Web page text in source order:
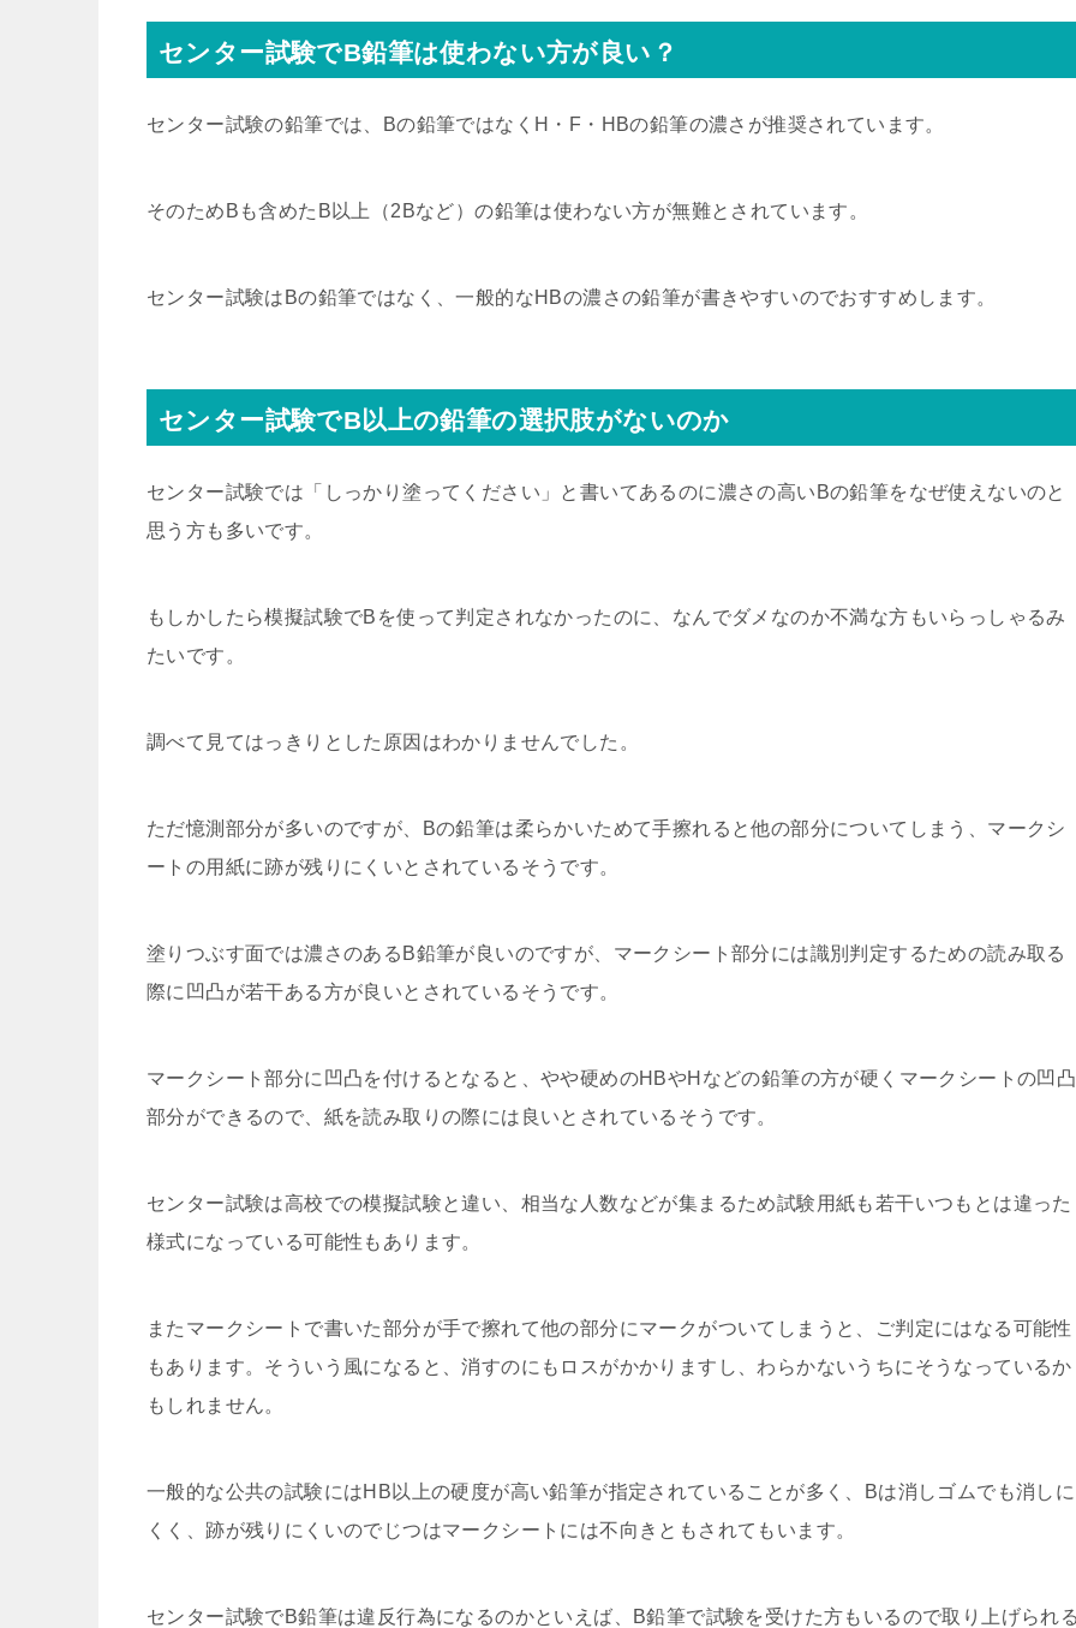
センター試験でB鉛筆は使わない方が良い？
センター試験の鉛筆では、Bの鉛筆ではなくH・F・HBの鉛筆の濃さが推奨されています。
そのためBも含めたB以上（2Bなど）の鉛筆は使わない方が無難とされています。
センター試験はBの鉛筆ではなく、一般的なHBの濃さの鉛筆が書きやすいのでおすすめします。
センター試験でB以上の鉛筆の選択肢がないのか
センター試験では「しっかり塗ってください」と書いてあるのに濃さの高いBの鉛筆をなぜ使えないのと
思う方も多いです。
もしかしたら模擬試験でBを使って判定されなかったのに、なんでダメなのか不満な方もいらっしゃるみ
たいです。
調べて見てはっきりとした原因はわかりませんでした。
ただ憶測部分が多いのですが、Bの鉛筆は柔らかいためて手擦れると他の部分についてしまう、マークシ
ートの用紙に跡が残りにくいとされているそうです。
塗りつぶす面では濃さのあるB鉛筆が良いのですが、マークシート部分には識別判定するための読み取る
際に凹凸が若干ある方が良いとされているそうです。
マークシート部分に凹凸を付けるとなると、やや硬めのHBやHなどの鉛筆の方が硬くマークシートの凹凸
部分ができるので、紙を読み取りの際には良いとされているそうです。
センター試験は高校での模擬試験と違い、相当な人数などが集まるため試験用紙も若干いつもとは違った
様式になっている可能性もあります。
またマークシートで書いた部分が手で擦れて他の部分にマークがついてしまうと、ご判定にはなる可能性
もあります。そういう風になると、消すのにもロスがかかりますし、わらかないうちにそうなっているか
もしれません。
一般的な公共の試験にはHB以上の硬度が高い鉛筆が指定されていることが多く、Bは消しゴムでも消しに
くく、跡が残りにくいのでじつはマークシートには不向きともされてもいます。
センター試験でB鉛筆は違反行為になるのかといえば、B鉛筆で試験を受けた方もいるので取り上げられ